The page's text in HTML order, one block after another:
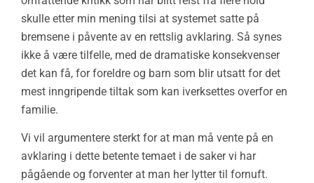
skulle etter min mening tilsi at systemet satte på
bremsene i påvente av en rettslig avklaring. Så synes
ikke å være tilfelle, med de dramatiske konsekvenser
det kan få, for foreldre og barn som blir utsatt for det
mest inngripende tiltak som kan iverksettes overfor en
familie.
Vi vil argumentere sterkt for at man må vente på en
avklaring i dette betente temaet i de saker vi har
pågående og forventer at man her lytter til fornuft.